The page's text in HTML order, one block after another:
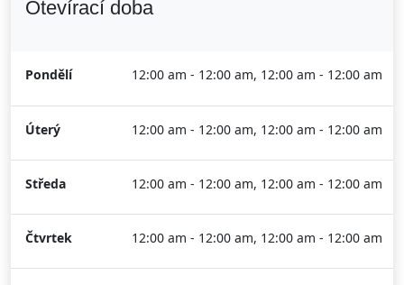
Otevírací doba
Pondělí 12:00 am - 12:00 am, 12:00 am - 12:00 am
Úterý 12:00 am - 12:00 am, 12:00 am - 12:00 am
Středa 12:00 am - 12:00 am, 12:00 am - 12:00 am
Čtvrtek 12:00 am - 12:00 am, 12:00 am - 12:00 am